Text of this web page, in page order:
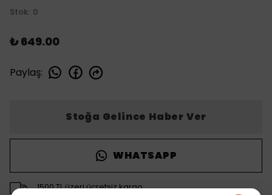
Stok: 0
₺ 649.00
Paylaş:
Stoğa Gelince Haber Ver
WHATSAPP
1500 TL üzeri ücretsiz kargo